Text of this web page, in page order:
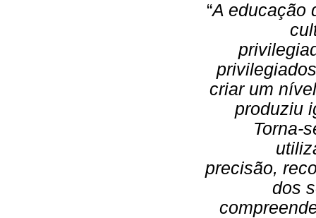
“A educação
criar um
produziu
Torna-
precisão,
dos